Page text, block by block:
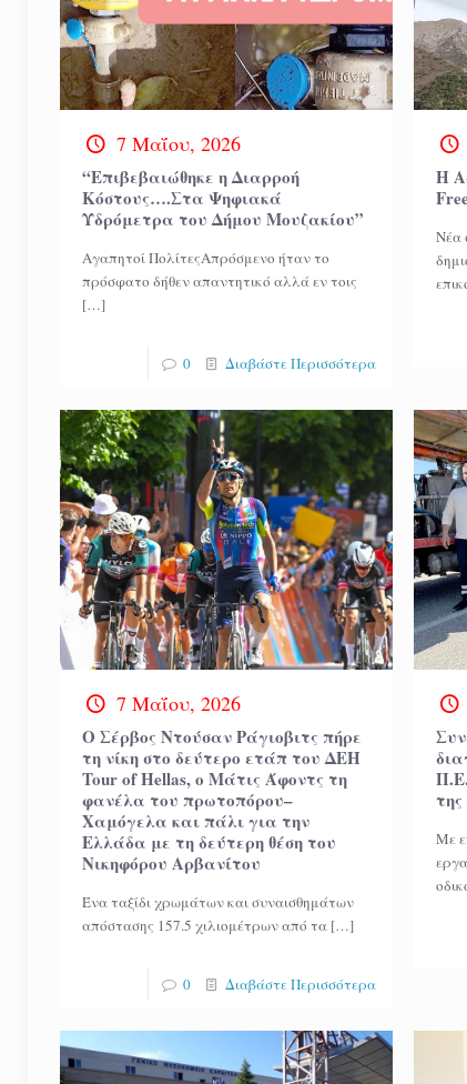
7 Μαΐου, 2026
“Επιβεβαιώθηκε η Διαρροή
Κόστους….Στα Ψηφιακά
Υδρόμετρα του Δήμου Μουζακίου”
Αγαπητοί ΠολίτεςΑπρόσμενο ήταν το
πρόσφατο δήθεν απαντητικό αλλά εν τοις
[…]
0 Διαβάστε Περισσότερα
Η
Νέα
7 Μαΐου, 2026
Ο Σέρβος Ντούσαν Ράγιοβιτς πήρε
τη νίκη στο δεύτερο ετάπ του ΔΕΗ
Tour of Hellas, o Μάτις Άφοντς τη
φανέλα του πρωτοπόρου–
Χαμόγελα και πάλι για την
Ελλάδα με τη δεύτερη θέση του
Νικηφόρου Αρβανίτου
Ένα ταξίδι χρωμάτων και συναισθημάτων
απόστασης 157.5 χιλιομέτρων από τα […]
0 Διαβάστε Περισσότερα
Με